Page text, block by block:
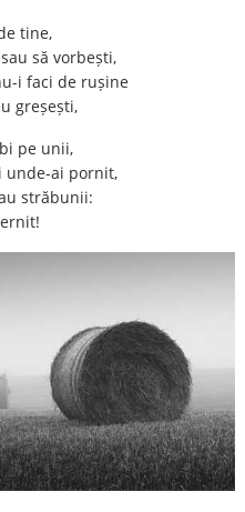
tine,
să vorbești,
i faci de rușine
greșești,
pe unii,
unde-ai pornit,
străbunii: